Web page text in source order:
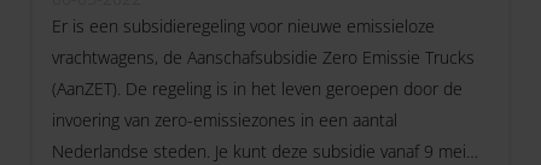
Er is een subsidieregeling voor nieuwe emissieloze
vrachtwagens, de Aanschafsubsidie Zero Emissie Trucks
(AanZET). De regeling is in het leven geroepen door de
invoering van zero-emissiezones in een aantal
Nederlandse steden. Je kunt deze subsidie vanaf 9 mei